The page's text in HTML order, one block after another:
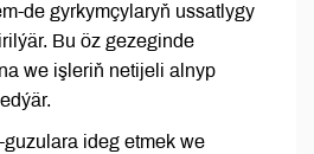
de gyrkymçylaryň ussatlygy
Bu öz gezeginde
we işleriň netijeli alnyp
ideg etmek we